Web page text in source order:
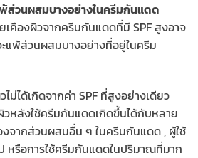
พ้ส่วนผสมบางอย่างในครีมกันแดด
เคืองผิวจากครีมกันแดดที่มี SPF สูงอาจ
ะแพ้ส่วนผสมบางอย่างที่อยู่ในครีม
ม่ได้เกิดจากค่า SPF ที่สูงอย่างเดียว
วหลังใช้ครีมกันแดดเกิดขึ้นได้กับหลาย
งจากส่วนผสมอื่น ๆ ในครีมกันแดด , ผู้ใช้
หรือการใช้ครีมกันแดดในปริมาณที่มาก